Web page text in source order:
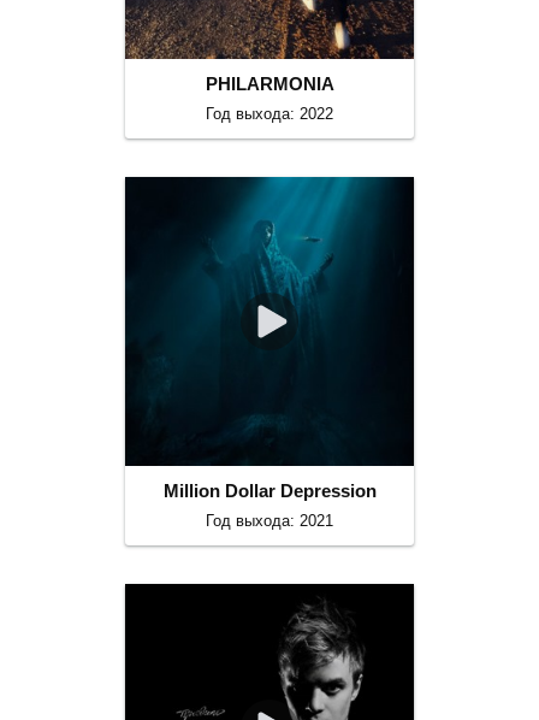
PHILARMONIA
Год выхода: 2022
Million Dollar Depression
Год выхода: 2021